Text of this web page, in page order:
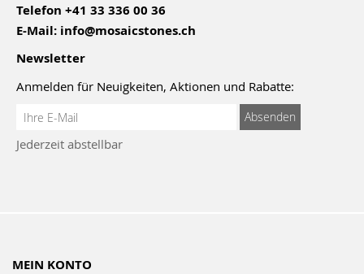
Telefon +41 33 336 00 36
E-Mail: info@mosaicstones.ch
Newsletter
Anmelden für Neuigkeiten, Aktionen und Rabatte:
Anmeldung
Newsletter:
Absenden
Jederzeit abstellbar
MEIN KONTO